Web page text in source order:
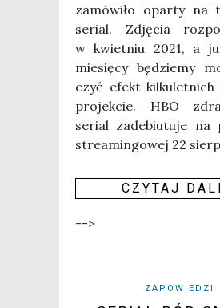
zamó­wi­ło opar­ty na
serial. Zdję­cia
w kwiet­niu 2021, a
mie­się­cy będzie­my
czyć efekt
pro­jek­cie. HBO
serial zade­biu­tu­je na
stre­amin­go­wej 22
CZY­TAJ
-->
ZAPOWIEDZI